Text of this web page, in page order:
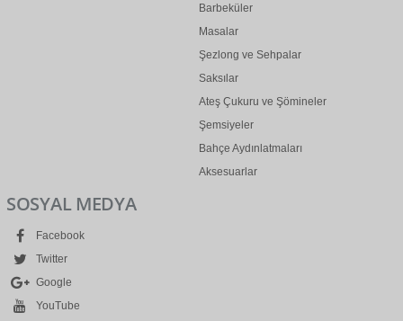
Barbeküler
Masalar
Şezlong ve Sehpalar
Saksılar
Ateş Çukuru ve Şömineler
Şemsiyeler
Bahçe Aydınlatmaları
Aksesuarlar
SOSYAL MEDYA
Facebook
Twitter
Google
YouTube